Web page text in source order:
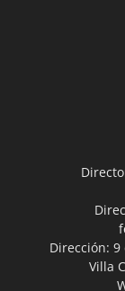
Dirección: 9
Villa